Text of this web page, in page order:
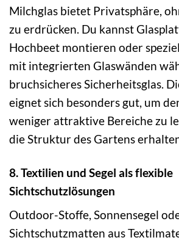
Milchglas bietet Privatsphäre,
zu erdrücken. Du kannst
Hochbeet montieren oder
mit integrierten Glaswänden
bruchsicheres Sicherheitsglas.
eignet sich besonders gut, um
weniger attraktive Bereiche zu
die Struktur des Gartens
8. Textilien und Segel als flexible
Sichtschutzlösungen
Outdoor-Stoffe, Sonnensegel
Sichtschutzmatten aus